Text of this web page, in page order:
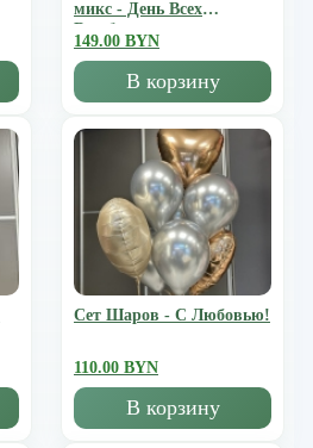
микс - День Всех
Влюбленных
149.00 BYN
В корзину
Сет Шаров - С Любовью!
110.00 BYN
В корзину